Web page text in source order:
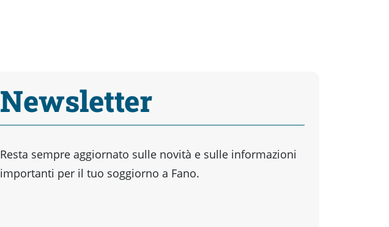
Newsletter
Resta sempre aggiornato sulle novità e sulle informazioni
importanti per il tuo soggiorno a Fano.